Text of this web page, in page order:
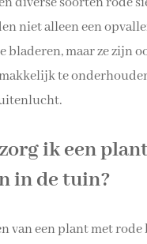
niet alleen een
bladeren, maar ze zijn
te
ik een
in de tuin?
van een plant met